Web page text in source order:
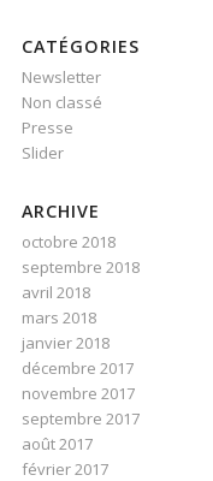
CATÉGORIES
Newsletter
Non classé
Presse
Slider
ARCHIVE
octobre 2018
septembre 2018
avril 2018
mars 2018
janvier 2018
décembre 2017
novembre 2017
septembre 2017
août 2017
février 2017